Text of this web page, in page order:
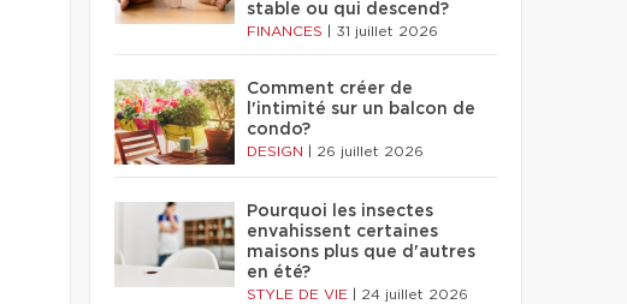
stable ou qui descend?
FINANCES 31 juillet 2026
Comment créer de
l'intimité sur un balcon de
condo?
DESIGN 26 juillet 2026
Pourquoi les insectes
envahissent certaines
maisons plus que d'autres
en été?
STYLE DE VIE 24 juillet 2026